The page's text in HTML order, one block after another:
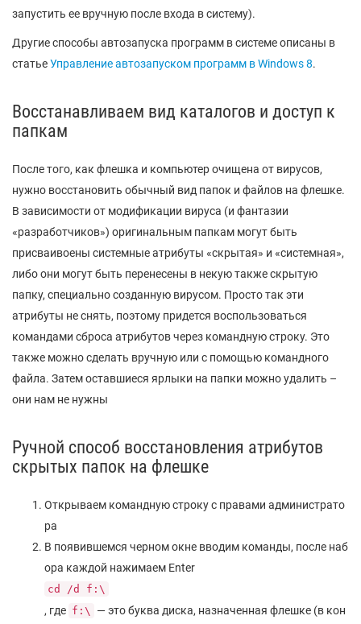
запустить ее вручную после входа в систему).
Другие способы автозапуска программ в системе описаны в
статьеУправление автозапуском программ в Windows 8.
Восстанавливаем вид каталогов и доступ к
папкам
После того, как флешка и компьютер очищена от вирусов,
нужно восстановить обычный вид папок и файлов на флешке.
В зависимости от модификации вируса (и фантазии
«разработчиков») оригинальным папкам могут быть
присваивоены системные атрибуты «скрытая» и «системная»,
либо они могут быть перенесены в некую также скрытую
папку, специально созданную вирусом. Просто так эти
атрибуты не снять, поэтому придется воспользоваться
командами сброса атрибутов через командную строку. Это
также можно сделать вручную или с помощью командного
файла. Затем оставшиеся ярлыки на папки можно удалить –
они нам не нужны
Ручной способ восстановления атрибутов
скрытых папок на флешке
Открываем командную строку с правами администрато
ра
В появившемся черном окне вводим команды, после наб
ора каждой нажимаем Enter
cd /d f:\
, где f:\
— это буква диска, назначенная флешке (в кон